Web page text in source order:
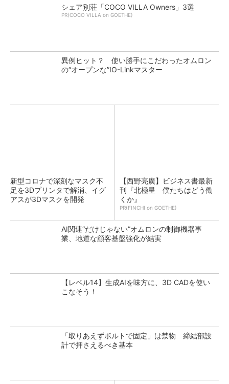
シェア別荘「COCO VILLA Owners」3選
PR(COCO VILLA on GOETHE)
異例ヒット？ 使い勝手にこだわったオムロン
の“オープンな”IO-Linkマスター
新型コロナで深刻なマスク不
足を3Dプリンタで解消、イグ
アスが3Dマスクを開発
【西野亮廣】ビジネス書最新
刊『北極星 僕たちはどう働
くか』
PR(FINCHI on GOETHE)
AI関連“だけじゃない”オムロンの制御機器事
業、地道な顧客基盤強化が結実
【レベル14】生成AIを味方に、3D CADを使い
こなそう！
「取りあえずボルトで固定」は禁物 締結部設
計で押さえるべき基本